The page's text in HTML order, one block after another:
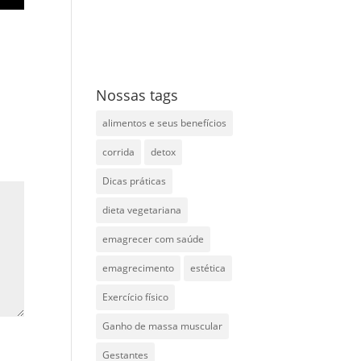
Nossas tags
alimentos e seus benefícios
corrida detox
Dicas práticas
dieta vegetariana
emagrecer com saúde
emagrecimento estética
Exercício físico
Ganho de massa muscular
Gestantes